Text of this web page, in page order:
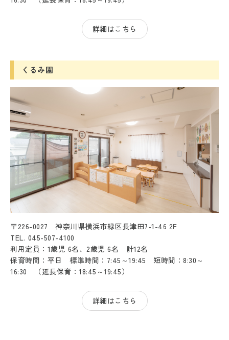
詳細はこちら
くるみ園
〒226-0027 神奈川県横浜市緑区長津田7-1-46 2F
TEL. 045-507-4100
利用定員：1歳児 6名、2歳児 6名 計12名
保育時間：平日 標準時間：7:45～19:45 短時間：8:30～
16:30 （延長保育：18:45～19:45）
詳細はこちら